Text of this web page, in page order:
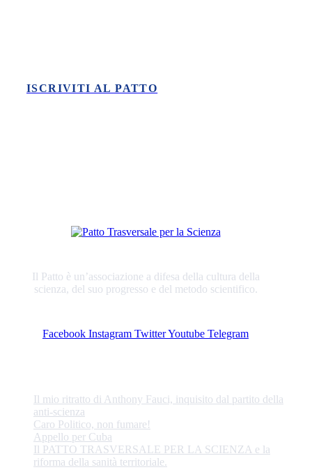
ISCRIVITI AL PATTO
Il Patto è un’associazione a difesa della cultura della
scienza, del suo progresso e del metodo scientifico.
Facebook Instagram TwitterYoutube Telegram
Il mio ritratto di Anthony Fauci, inquisito dal partito della
anti-scienza
Caro Politico, non fumare!
Appello per Cuba
Il PATTO TRASVERSALE PER LA SCIENZA e la
riforma della sanità territoriale.